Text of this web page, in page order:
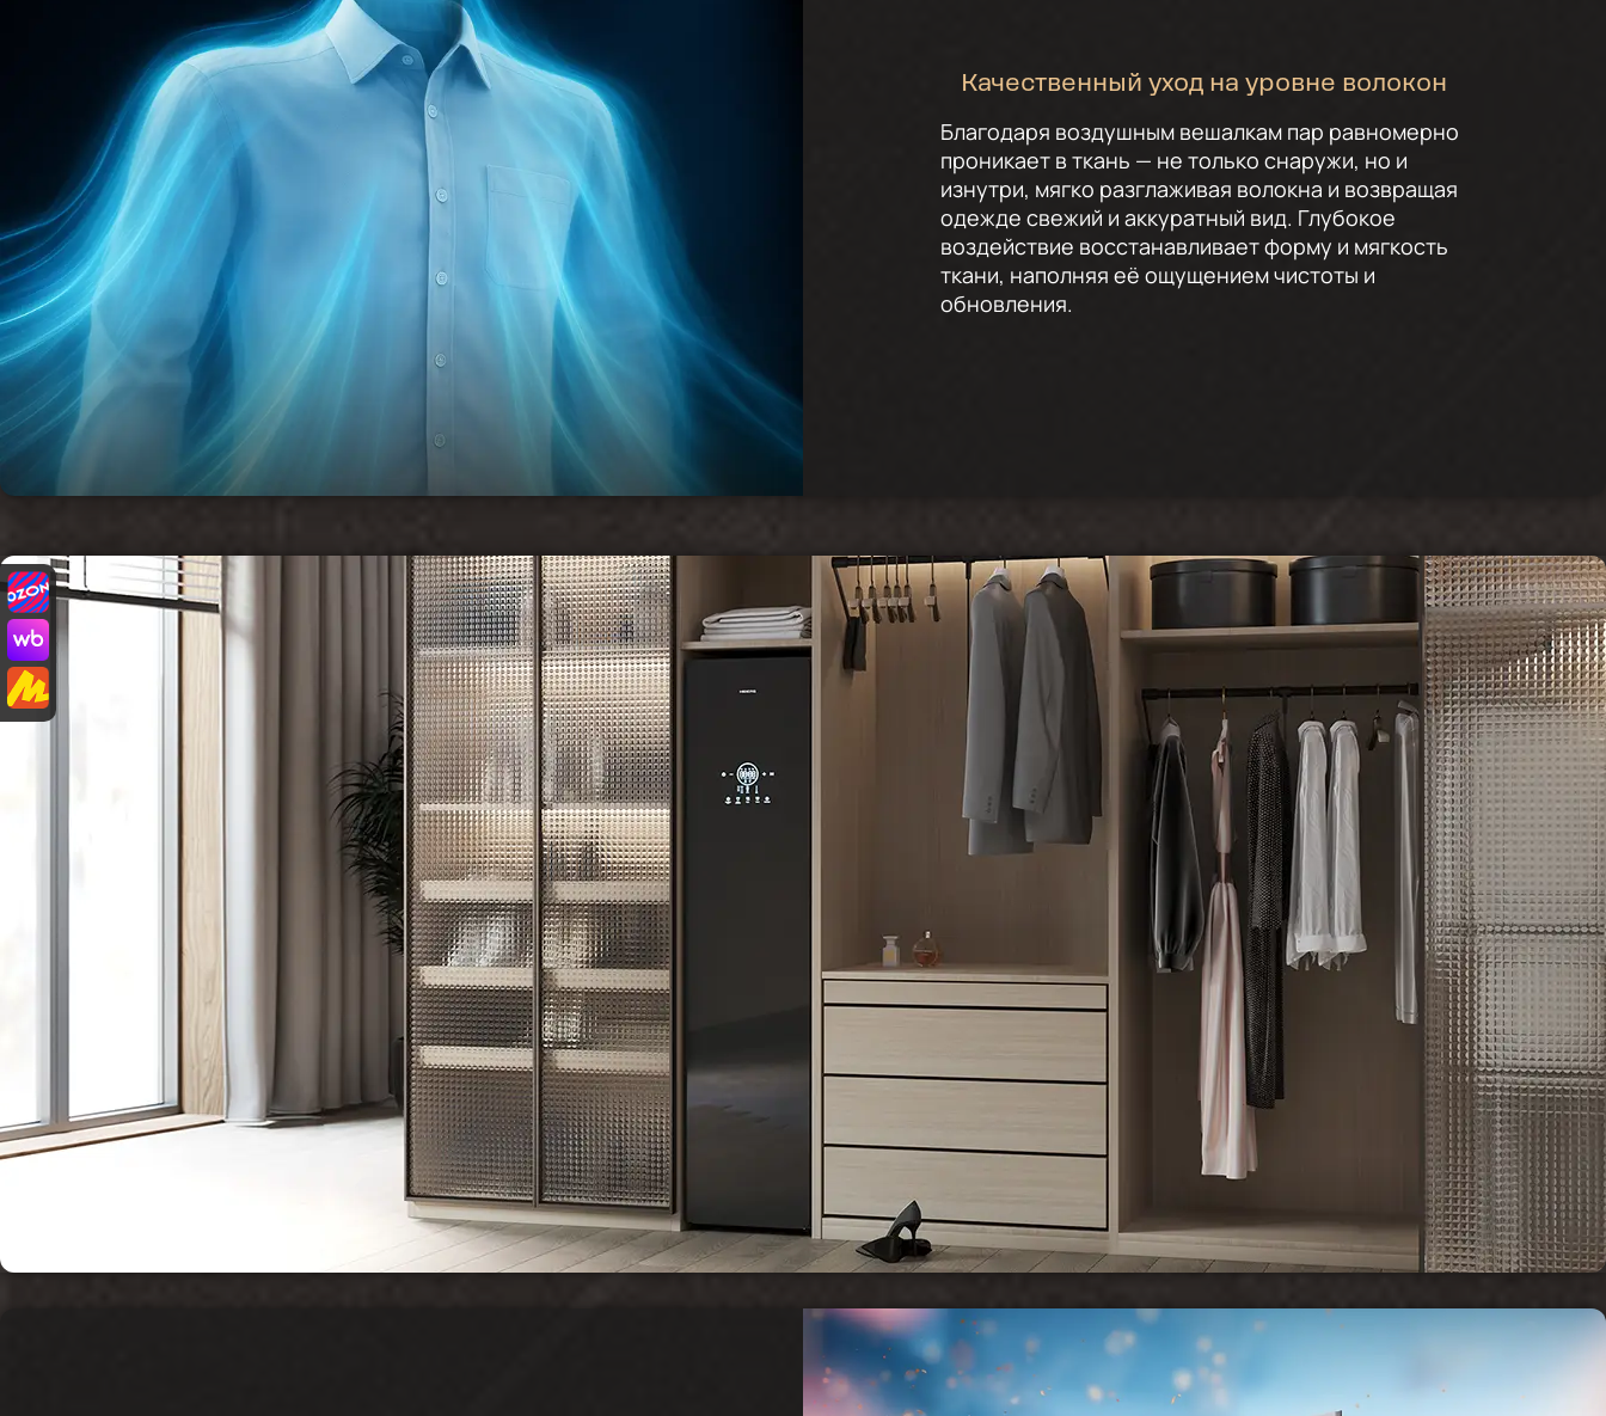
Качественный уход на уровне волокон
Благодаря воздушным вешалкам пар равномерно
проникает в ткань — не только снаружи, но и
изнутри, мягко разглаживая волокна и возвращая
одежде свежий и аккуратный вид. Глубокое
воздействие восстанавливает форму и мягкость
ткани, наполняя её ощущением чистоты и
обновления.